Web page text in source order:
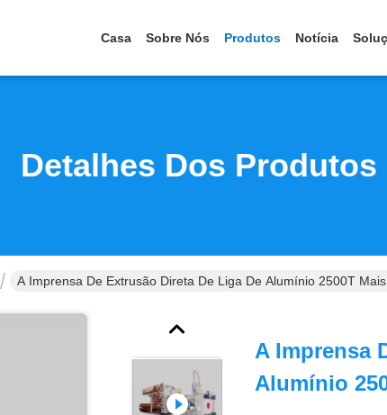
Casa Sobre Nós Produtos Notícia
Detalhes Dos Produtos
A Imprensa De Extrusão Direta De Liga De Alumínio 2500T
A Imprensa
Alumínio